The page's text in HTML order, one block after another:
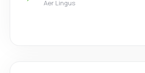
Aer Lingus